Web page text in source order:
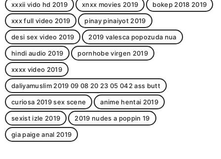
xxxii vido hd 2019 xnxx movies 2019 bokep 2018 2019
xxx full video 2019 pinay pinaiyot 2019
desi sex video 2019 2019 valesca popozuda nua
hindi audio 2019 pornhobe virgen 2019
xxxx video 2019
daliyamuslim 2019 09 08 20 23 05 042 ass butt
curiosa 2019 sex scene anime hentai 2019
sexist izle 2019 2019 nudes a poppin 19
gia paige anal 2019